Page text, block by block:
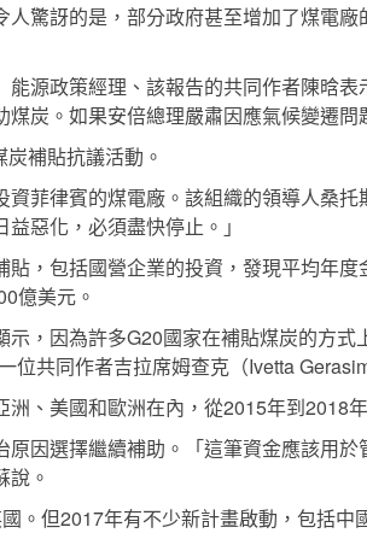
人驚訝的是，部分政府甚至增加了煤電
源政策經理、該報告的共同作者陳晗
炭。如果安倍總理嚴肅因應氣候變遷問
補貼抗議活動。
菲律賓的煤電廠。該組織的領導人桑
惡化，必須盡快停止。」
，包括國營企業的投資，發現平均年
億美元。
示，因為許多G20國家在補貼煤炭的方
位共同作者吉拉席姆查克（Ivetta
、美國和歐洲在內，從2015年到2018
因選擇繼續補助。「這筆資金應該用
說。
。但2017年有不少新計畫啟動，包括